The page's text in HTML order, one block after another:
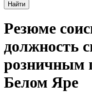
Найти
Резюме
должность
розничным
Белом Яре